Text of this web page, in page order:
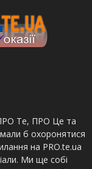
ПРО Те, ПРО Це та
б охоронятися
на PRO.te.ua
Ми ще собі